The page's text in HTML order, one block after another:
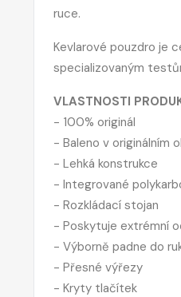
ruce.
Kevlarové pouzdro je
specializovaným
VLASTNOSTI
- 100% originál
- Baleno v originálním
- Lehká konstrukce
- Integrované
- Rozkládací stojan
- Poskytuje extrémní
- Výborně padne do
- Přesné výřezy
- Kryty tlačítek